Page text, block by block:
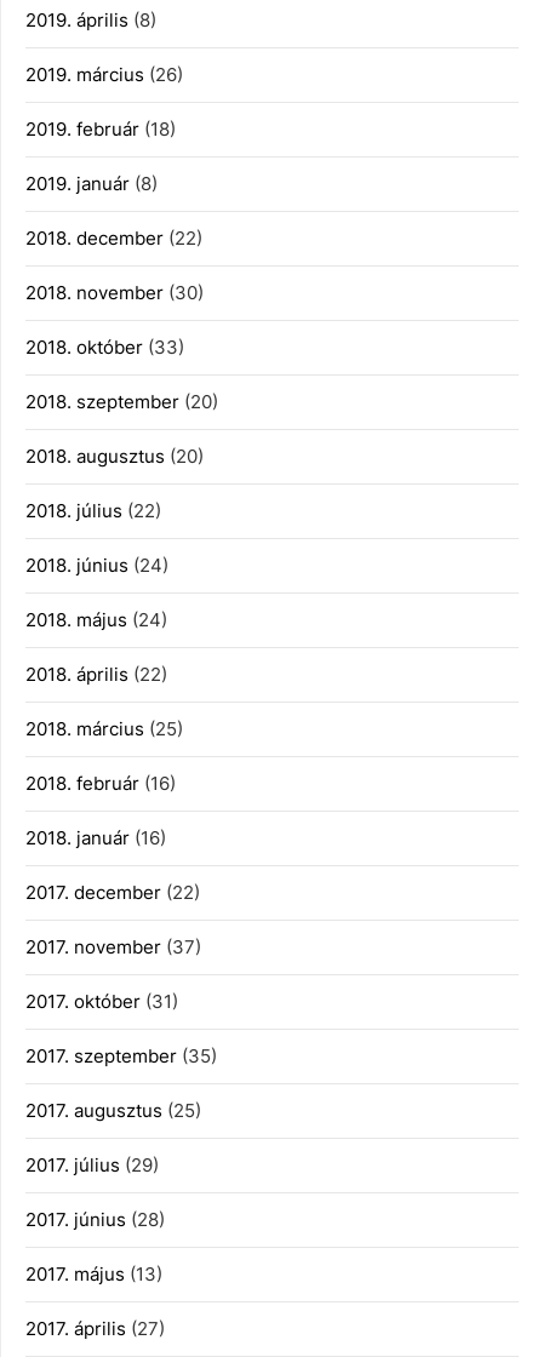
2019. április (8)
2019. március (26)
2019. február (18)
2019. január (8)
2018. december (22)
2018. november (30)
2018. október (33)
2018. szeptember (20)
2018. augusztus (20)
2018. július (22)
2018. június (24)
2018. május (24)
2018. április (22)
2018. március (25)
2018. február (16)
2018. január (16)
2017. december (22)
2017. november (37)
2017. október (31)
2017. szeptember (35)
2017. augusztus (25)
2017. július (29)
2017. június (28)
2017. május (13)
2017. április (27)